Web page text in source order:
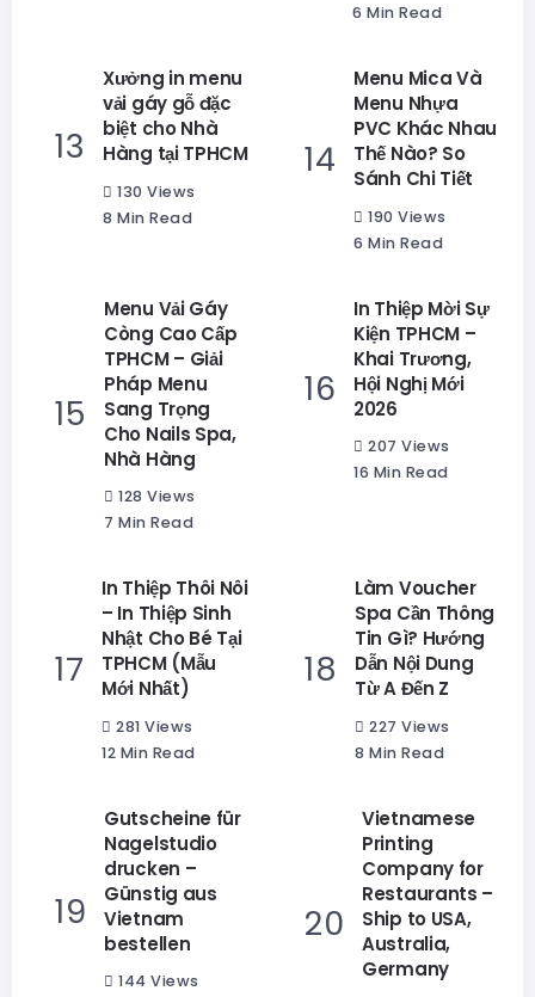
6 Min Read
Xưởng in menu
vải gáy gỗ đặc
biệt cho Nhà
Hàng tại TPHCM
130 Views
8 Min Read
Menu Mica Và
Menu Nhựa
PVC Khác Nhau
Thế Nào? So
Sánh Chi Tiết
190 Views
6 Min Read
Menu Vải Gáy
Còng Cao Cấp
TPHCM – Giải
Pháp Menu
Sang Trọng
Cho Nails Spa,
Nhà Hàng
128 Views
7 Min Read
In Thiệp Mời Sự
Kiện TPHCM –
Khai Trương,
Hội Nghị Mới
2026
207 Views
16 Min Read
In Thiệp Thôi Nôi
– In Thiệp Sinh
Nhật Cho Bé Tại
TPHCM (Mẫu
Mới Nhất)
281 Views
12 Min Read
Làm Voucher
Spa Cần Thông
Tin Gì? Hướng
Dẫn Nội Dung
Từ A Đến Z
227 Views
8 Min Read
Gutscheine für
Nagelstudio
drucken –
Günstig aus
Vietnam
bestellen
144 Views
Vietnamese
Printing
Company for
Restaurants –
Ship to USA,
Australia,
Germany